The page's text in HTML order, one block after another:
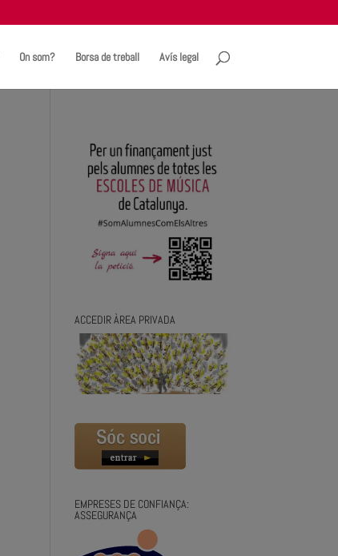
On som? Borsa de treball Avís legal
ACCEDIR ÀREA PRIVADA
EMPRESES DE CONFIANÇA:
ASSEGURANÇA